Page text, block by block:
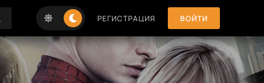
РЕГИСТРАЦИЯ ВОЙТИ